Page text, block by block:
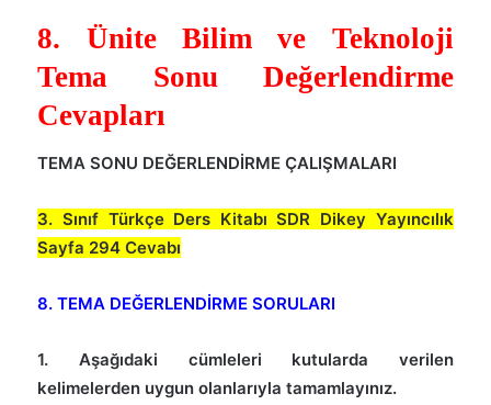
8. Ünite Bilim ve Teknoloji
Tema Sonu Değerlendirme
Cevapları
TEMA SONU DEĞERLENDİRME ÇALIŞMALARI
3. Sınıf Türkçe Ders Kitabı SDR Dikey Yayıncılık
Sayfa 294 Cevabı
8. TEMA DEĞERLENDİRME SORULARI
1. Aşağıdaki cümleleri kutularda verilen
kelimelerden uygun olanlarıyla tamamlayınız.